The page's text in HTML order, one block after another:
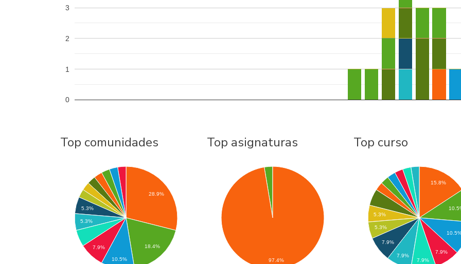
0
1
2
3
Top comunidades
28.9%
18.4%
5.3%
5.3%
7.9%
10.5%
Top asignaturas
97.4%
Top curso
15.8%
7.9%
5.3%
5.3%
7.9%
7.9%
7.9%